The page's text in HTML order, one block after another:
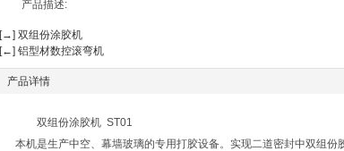
产品描述:
[→] 双组份涂胶机
[←] 铝型材数控滚弯机
产品详情
双组份涂胶机 ST01
本机是生产中空、幕墙玻璃的专用打胶设备。实现二道密封中双组